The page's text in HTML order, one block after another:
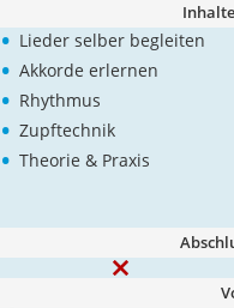
• Lieder selber begleiten
• Akkorde erlernen
• Rhythmus
• Zupftechnik
• Theorie & Praxis